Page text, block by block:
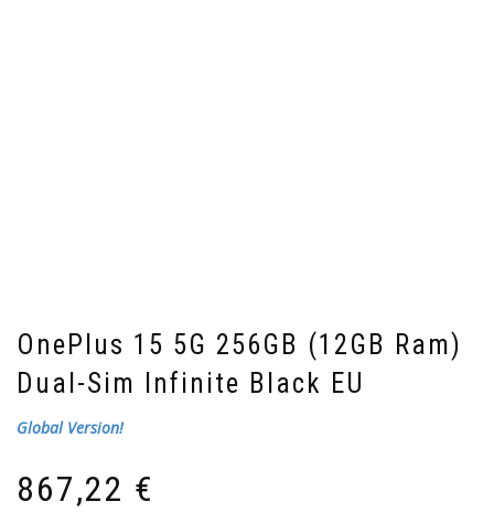
OnePlus 15 5G 256GB (12GB Ram)
Dual-Sim Infinite Black EU
Global Version!
867,22 €